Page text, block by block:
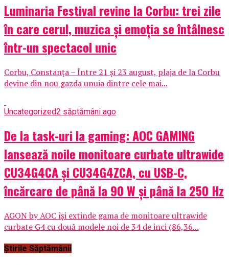
Luminaria Festival revine la Corbu: trei zile
în care cerul, muzica și emoția se întâlnesc
într-un spectacol unic
Corbu, Constanța – Între 21 și 23 august, plaja de la Corbu
devine din nou gazda unuia dintre cele mai...
Uncategorized2 săptămâni ago
De la task-uri la gaming: AOC GAMING
lansează noile monitoare curbate ultrawide
CU34G4CA și CU34G4ZCA, cu USB-C,
încărcare de până la 90 W și până la 250 Hz
AGON by AOC își extinde gama de monitoare ultrawide
curbate G4 cu două modele noi de 34 de inci (86,36...
Știrile Săptămânii